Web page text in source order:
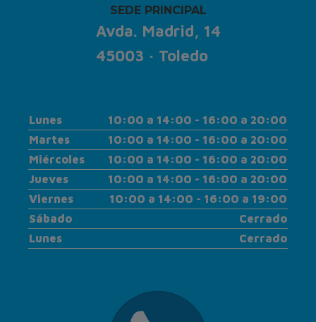
SEDE PRINCIPAL
Avda. Madrid, 14
45003 · Toledo
Lunes
10:00 a 14:00 - 16:00 a 20:00
Martes
10:00 a 14:00 - 16:00 a 20:00
Miércoles
10:00 a 14:00 - 16:00 a 20:00
Jueves
10:00 a 14:00 - 16:00 a 20:00
Viernes
10:00 a 14:00 - 16:00 a 19:00
Sábado
Cerrado
Lunes
Cerrado